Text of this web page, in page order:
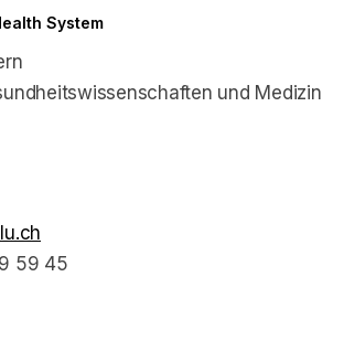
System
und Medizin
59 45